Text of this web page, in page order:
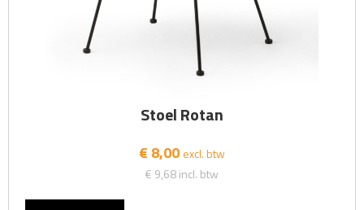
Stoel Rotan
€ 8,00 excl. btw
€ 9,68incl. btw